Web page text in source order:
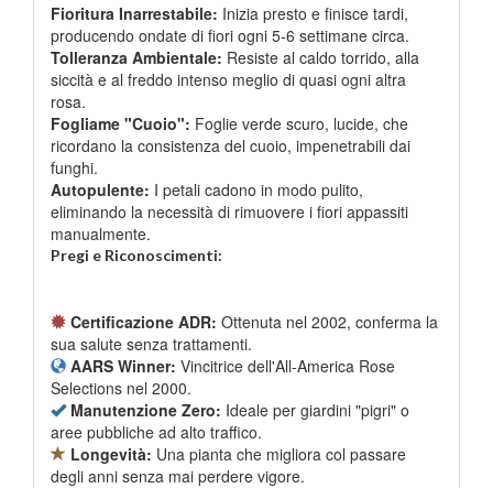
Fioritura Inarrestabile: Inizia presto e finisce tardi,
producendo ondate di fiori ogni 5-6 settimane circa.
Tolleranza Ambientale: Resiste al caldo torrido, alla
siccità e al freddo intenso meglio di quasi ogni altra
rosa.
Fogliame "Cuoio": Foglie verde scuro, lucide, che
ricordano la consistenza del cuoio, impenetrabili dai
funghi.
Autopulente: I petali cadono in modo pulito,
eliminando la necessità di rimuovere i fiori appassiti
manualmente.
Pregi e Riconoscimenti:
Certificazione ADR: Ottenuta nel 2002, conferma la
sua salute senza trattamenti.
AARS Winner: Vincitrice dell'All-America Rose
Selections nel 2000.
Manutenzione Zero: Ideale per giardini "pigri" o
aree pubbliche ad alto traffico.
Longevità: Una pianta che migliora col passare
degli anni senza mai perdere vigore.